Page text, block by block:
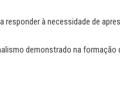
à necessidade de
demonstrado na formação